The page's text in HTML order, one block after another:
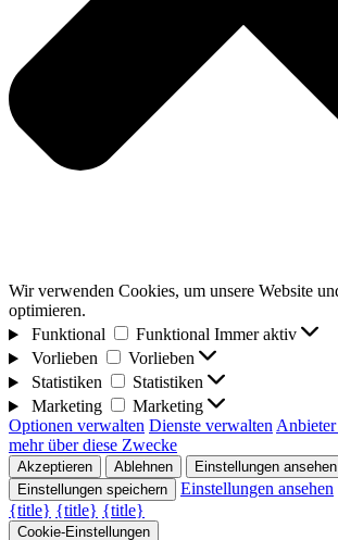
Wir verwenden Cookies, um unsere Website
optimieren.
Funktional
Funktional Immer aktiv
Vorlieben
Vorlieben
Statistiken
Statistiken
Marketing
Marketing
Optionen verwalten Dienste verwalten
mehr über diese Zwecke
Akzeptieren Ablehnen
Einstellungen ansehen
Einstellungen speichern
Einstellungen ansehen
{title} {title} {title}
Cookie-Einstellungen